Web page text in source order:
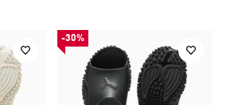
-30%